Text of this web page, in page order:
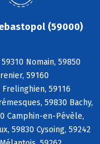
(59000)
Nomain, 59850
59160
59116
59830 Bachy,
Camphin-en-Pévèle,
59830 Cysoing, 59242